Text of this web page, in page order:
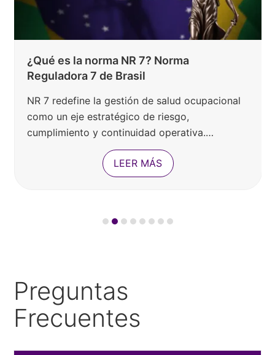
Qué retos enfrentar en la gestión de
proyectos con inteligencia artificial
La gestión de proyectos con inteligencia
artificial exige nuevas capacidades para
controlar riesgos, datos y cumplimiento,
especialmente en…
LEER MÁS
Preguntas
Frecuentes